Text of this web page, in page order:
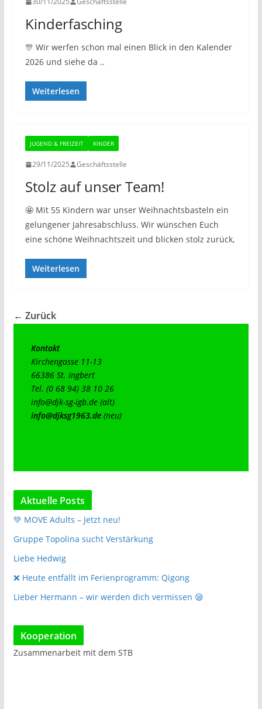
Kinderfasching
🎊 Wir werfen schon mal einen Blick in den Kalender
2026 und siehe da ..
Weiterlesen
JUGEND & FREIZEIT KINDER
29/11/2025 Geschäftsstelle
Stolz auf unser Team!
🤩 Mit 55 Kindern war unser Weihnachtsbasteln ein
gelungener Jahresabschluss. Wir wünschen Euch
eine schöne Weihnachtszeit und blicken stolz zurück,
Weiterlesen
← Zurück
Kontakt
Kirchengasse 11-13
66386 St. Ingbert
Tel. (0 68 94) 38 10 26
info@djk-sg-igb.de
(alt)
info@djksg1963.de (neu)
Aktuelle Posts
💚 MOVE Adults – Jetzt neu!
Gruppe Topolina sucht Verstärkung
Liebe Hedwig
❌️ Heute entfällt im Ferienprogramm: Qigong
Lieber Hermann – wir werden dich vermissen 😪
Kooperation
Zusammenarbeit mit dem STB